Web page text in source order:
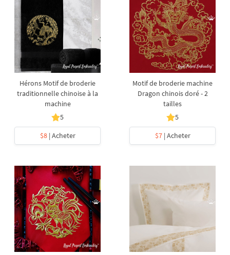
Hérons Motif de broderie
traditionnelle chinoise à la
machine
5
$8| Acheter
Motif de broderie machine
Dragon chinois doré - 2
tailles
5
$7| Acheter